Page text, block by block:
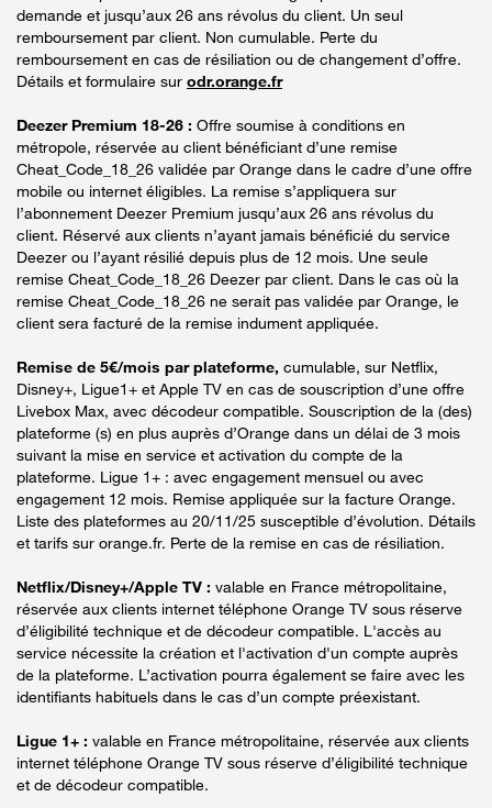
demande et jusqu’aux 26 ans révolus du client. Un seul
remboursement par client. Non cumulable. Perte du
remboursement en cas de résiliation ou de changement d’offre.
Détails et formulaire sur odr.orange.fr
Deezer Premium 18-26 : Offre soumise à conditions en
métropole, réservée au client bénéficiant d’une remise
Cheat_Code_18_26 validée par Orange dans le cadre d’une offre
mobile ou internet éligibles. La remise s’appliquera sur
l’abonnement Deezer Premium jusqu’aux 26 ans révolus du
client. Réservé aux clients n’ayant jamais bénéficié du service
Deezer ou l’ayant résilié depuis plus de 12 mois. Une seule
remise Cheat_Code_18_26 Deezer par client. Dans le cas où la
remise Cheat_Code_18_26 ne serait pas validée par Orange, le
client sera facturé de la remise indument appliquée.
Remise de 5€/mois par plateforme, cumulable, sur Netflix,
Disney+, Ligue1+ et Apple TV en cas de souscription d’une offre
Livebox Max, avec décodeur compatible. Souscription de la (des)
plateforme (s) en plus auprès d’Orange dans un délai de 3 mois
suivant la mise en service et activation du compte de la
plateforme. Ligue 1+ : avec engagement mensuel ou avec
engagement 12 mois. Remise appliquée sur la facture Orange.
Liste des plateformes au 20/11/25 susceptible d’évolution. Détails
et tarifs sur orange.fr. Perte de la remise en cas de résiliation.
Netflix/Disney+/Apple TV : valable en France métropolitaine,
réservée aux clients internet téléphone Orange TV sous réserve
d’éligibilité technique et de décodeur compatible. L'accès au
service nécessite la création et l'activation d'un compte auprès
de la plateforme. L’activation pourra également se faire avec les
identifiants habituels dans le cas d’un compte préexistant.
Ligue 1+ : valable en France métropolitaine, réservée aux clients
internet téléphone Orange TV sous réserve d’éligibilité technique
et de décodeur compatible.